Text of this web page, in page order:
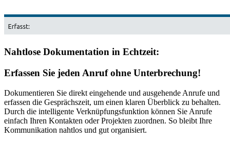
Nahtlose Dokumentation in Echtzeit:
Erfassen Sie jeden Anruf ohne Unterbrechung!
Dokumentieren Sie direkt eingehende und ausgehende Anrufe und
erfassen die Gesprächszeit, um einen klaren Überblick zu behalten.
Durch die intelligente Verknüpfungsfunktion können Sie Anrufe
einfach Ihren Kontakten oder Projekten zuordnen. So bleibt Ihre
Kommunikation nahtlos und gut organisiert.